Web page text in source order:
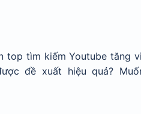
top tìm kiếm Youtube tăng
đề xuất hiệu quả?